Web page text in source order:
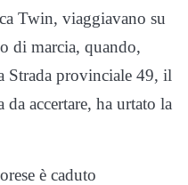
Twin, viaggiavano su
di marcia, quando,
Strada provinciale 49, il
accertare, ha urtato la
è caduto